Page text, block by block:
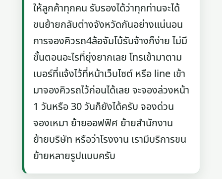
ให้ลูกค้าทุกคน รับรองได้ว่าทุกท่านจะได้
ขนย้ายกลับต่างจังหวัดกันอย่างแน่นอน
การจองคิวรถ4ล้อจัมโบ้รับจ้างก็ง่าย ไม่มี
ขั้นตอนอะไรที่ยุ่งยากเลย โทรเข้ามาตาม
เบอร์ที่แจ้งไว้ที่หน้าเว็บไซต์ หรือ line เข้า
มาจองคิวรถไว้ก่อนได้เลย จะจองล่วงหน้า
1 วันหรือ 30 วันก็ยังได้ครับ จองด่วน
จองเหมา ย้ายออฟฟิศ ย้ายสำนักงาน
ย้ายบริษัท หรือว่าโรงงาน เรามีบริการขน
ย้ายหลายรูปแบบครับ